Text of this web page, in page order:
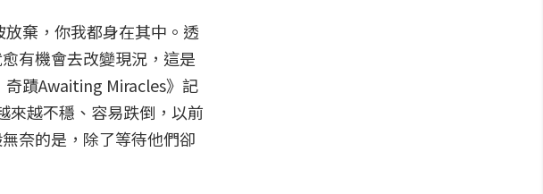
棄，你我都身在其中。透
有機會去改變現況，這是
蹟Awaiting Miracles》記
來越不穩、容易跌倒，以前
奈的是，除了等待他們卻